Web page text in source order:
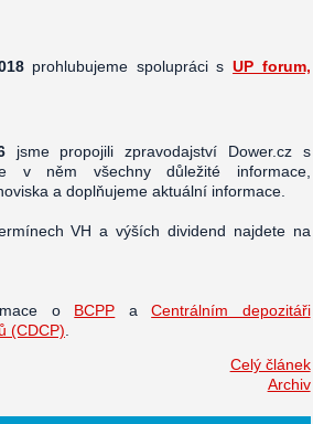
prohlubujeme spolupráci sUP forum,
jsme propojili zpravodajství Dower.cz s
v něm všechny důležité informace,
a doplňujeme aktuální informace.
VH a výších dividend najdete na
o BCPP aCentrálním depozitáři
(CDCP)
Celý článek
Archiv